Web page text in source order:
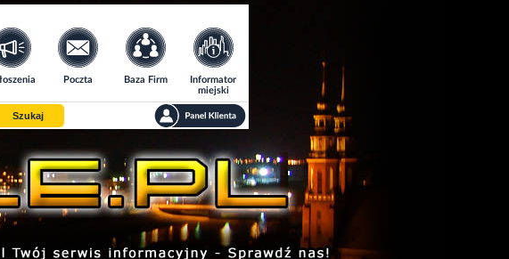
Poczta Baza Firm
Informator
miejski
Szukaj